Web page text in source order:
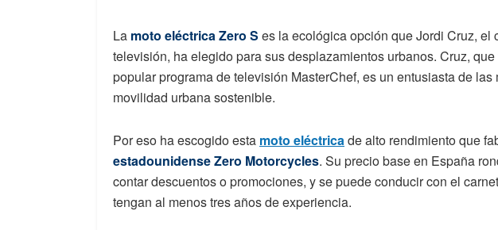
La moto eléctrica Zero S es la ecológica opción que Jordi Cruz, el
televisión, ha elegido para sus desplazamientos urbanos. Cruz,
popular programa de televisión MasterChef, es un entusiasta de
movilidad urbana sostenible.
Por eso ha escogido esta moto eléctricade alto rendimiento que
estadounidense Zero Motorcycles. Su precio base en España
contar descuentos o promociones, y se puede conducir con el
tengan al menos tres años de experiencia.